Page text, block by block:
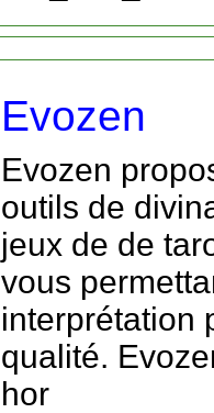
Evozen
Evozen
outils de
jeux de de
vous
interprétation
qualité.
hor